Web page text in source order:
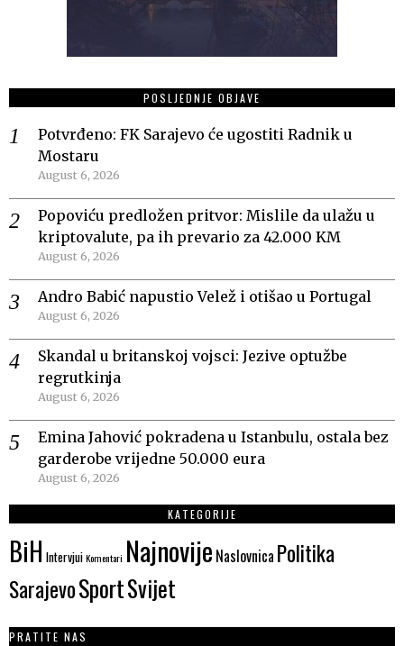
POSLJEDNJE OBJAVE
Potvrđeno: FK Sarajevo će ugostiti Radnik u
Mostaru
August 6, 2026
Popoviću predložen pritvor: Mislile da ulažu u
kriptovalute, pa ih prevario za 42.000 KM
August 6, 2026
Andro Babić napustio Velež i otišao u Portugal
August 6, 2026
Skandal u britanskoj vojsci: Jezive optužbe
regrutkinja
August 6, 2026
Emina Jahović pokradena u Istanbulu, ostala bez
garderobe vrijedne 50.000 eura
August 6, 2026
KATEGORIJE
BiH IntervjuiKomentari Najnovije Naslovnica Politika
SarajevoSportSvijet
PRATITE NAS